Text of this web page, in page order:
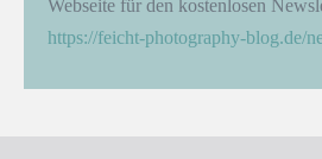
Webseite für den kostenlosen
https://feicht-photography-blog.de/